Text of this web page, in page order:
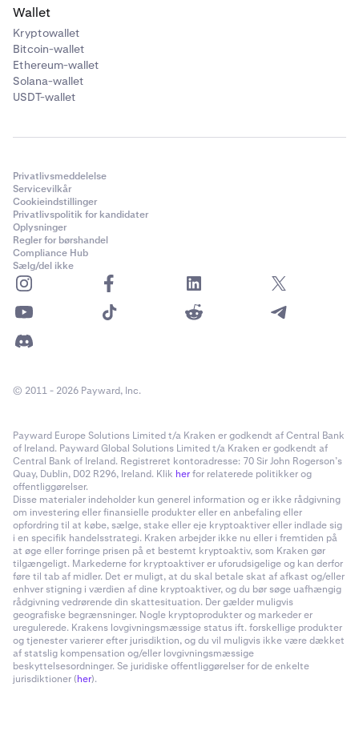
Wallet
Kryptowallet
Bitcoin-wallet
Ethereum-wallet
Solana-wallet
USDT-wallet
Privatlivsmeddelelse
Servicevilkår
Cookieindstillinger
Privatlivspolitik for kandidater
Oplysninger
Regler for børshandel
Compliance Hub
Sælg/del ikke
© 2011 - 2026 Payward, Inc.
Payward Europe Solutions Limited t/a Kraken er godkendt af Central Bank
of Ireland. Payward Global Solutions Limited t/a Kraken er godkendt af
Central Bank of Ireland. Registreret kontoradresse: 70 Sir John Rogerson’s
Quay, Dublin, D02 R296, Ireland. Klik herfor relaterede politikker og
offentliggørelser.
Disse materialer indeholder kun generel information og er ikke rådgivning
om investering eller finansielle produkter eller en anbefaling eller
opfordring til at købe, sælge, stake eller eje kryptoaktiver eller indlade sig
i en specifik handelsstrategi. Kraken arbejder ikke nu eller i fremtiden på
at øge eller forringe prisen på et bestemt kryptoaktiv, som Kraken gør
tilgængeligt. Markederne for kryptoaktiver er uforudsigelige og kan derfor
føre til tab af midler. Det er muligt, at du skal betale skat af afkast og/eller
enhver stigning i værdien af dine kryptoaktiver, og du bør søge uafhængig
rådgivning vedrørende din skattesituation. Der gælder muligvis
geografiske begrænsninger. Nogle kryptoprodukter og markeder er
uregulerede. Krakens lovgivningsmæssige status ift. forskellige produkter
og tjenester varierer efter jurisdiktion, og du vil muligvis ikke være dækket
af statslig kompensation og/eller lovgivningsmæssige
beskyttelsesordninger. Se juridiske offentliggørelser for de enkelte
jurisdiktioner (her).